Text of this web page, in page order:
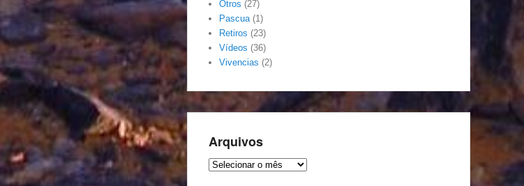
Otros (27)
Pascua(1)
Retiros (23)
Vídeos (36)
Vivencias (2)
Arquivos
Arquivos